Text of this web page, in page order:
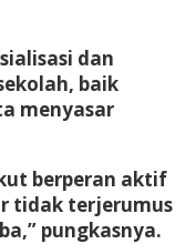
dan
baik
menyasar
berperan aktif
tidak terjerumus
pungkasnya.